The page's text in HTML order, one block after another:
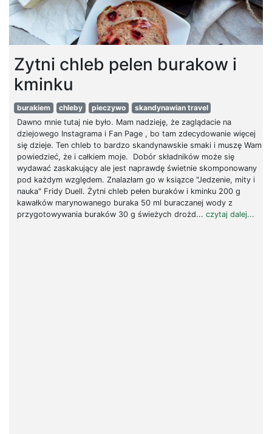
Zytni chleb pelen burakow i
kminku
burakiem chleby pieczywo
skandynawian travel
Dawno mnie tutaj nie było. Mam nadzieję, że zaglądacie na
dziejowego Instagrama i Fan Page , bo tam zdecydowanie więcej
się dzieje. Ten chleb to bardzo skandynawskie smaki i muszę Wam
powiedzieć, że i całkiem moje. Dobór składników może się
wydawać zaskakujący ale jest naprawdę świetnie skomponowany
pod każdym względem. Znalazłam go w ksiązce "Jedzenie, mity i
nauka" Fridy Duell. Żytni chleb pełen buraków i kminku 200 g
kawałków marynowanego buraka 50 ml buraczanej wody z
przygotowywania buraków 30 g świeżych drożd... czytaj dalej...